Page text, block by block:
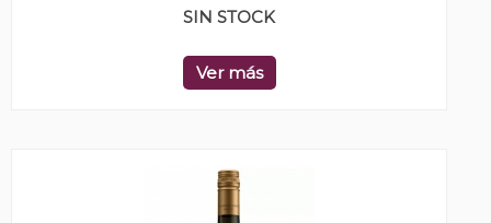
SIN STOCK
Ver más